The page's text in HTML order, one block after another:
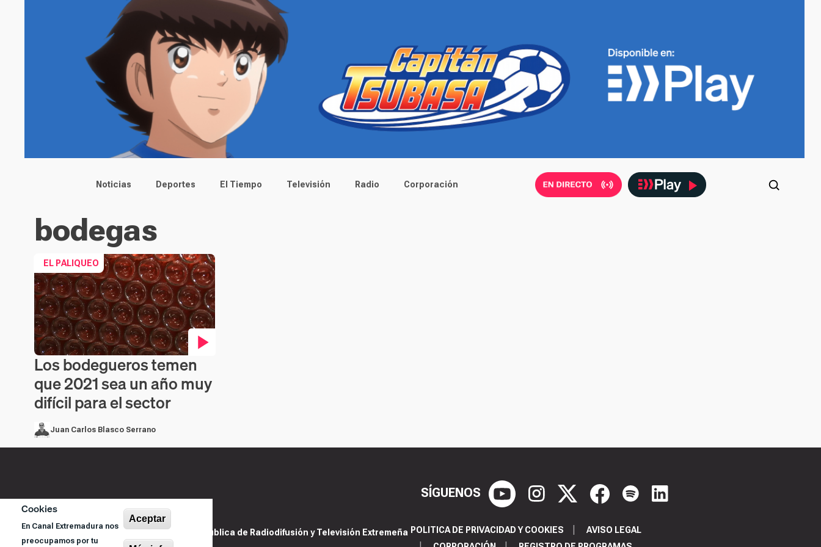
Cookies
En Canal Extremadura nos
preocupamos por tu
Aceptar
Main menu
Noticias Deportes El Tiempo Televisión Radio Corporación
bodegas
EL PALIQUEO
Contenido en vídeo
Los bodegueros temen
que 2021 sea un año muy
difícil para el sector
Juan Carlos Blasco Serrano
SÍGUENOS
@ Sociedad Pública de Radiodifusión y Televisión Extremeña
S.A.U.
POLITICA DE PRIVACIDAD Y COOKIES
AVISO LEGAL